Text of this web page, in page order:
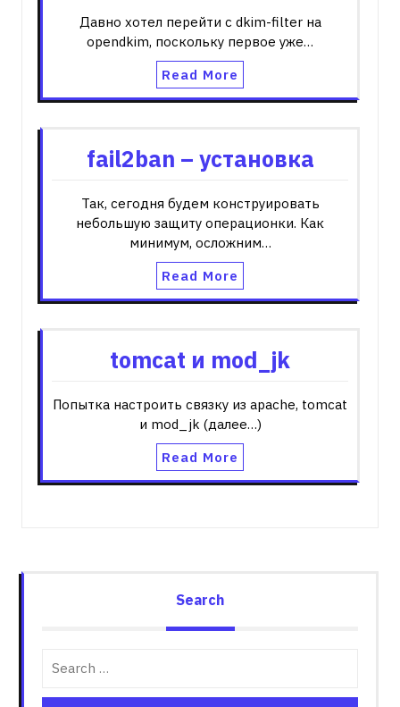
Давно хотел перейти с dkim-filter на
opendkim, поскольку первое уже…
Read More
fail2ban – установка
Так, сегодня будем конструировать
небольшую защиту операционки. Как
минимум, осложним…
Read More
tomcat и mod_jk
Попытка настроить связку из apache, tomcat
и mod_jk (далее…)
Read More
Search